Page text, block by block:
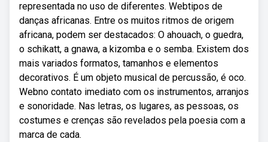
representada no uso de diferentes. Webtipos de
danças africanas. Entre os muitos ritmos de origem
africana, podem ser destacados: O ahouach, o guedra,
o schikatt, a gnawa, a kizomba e o semba. Existem dos
mais variados formatos, tamanhos e elementos
decorativos. É um objeto musical de percussão, é oco.
Webno contato imediato com os instrumentos, arranjos
e sonoridade. Nas letras, os lugares, as pessoas, os
costumes e crenças são revelados pela poesia com a
marca de cada.